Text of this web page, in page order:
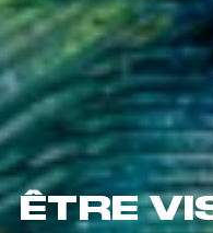
ÊTRE